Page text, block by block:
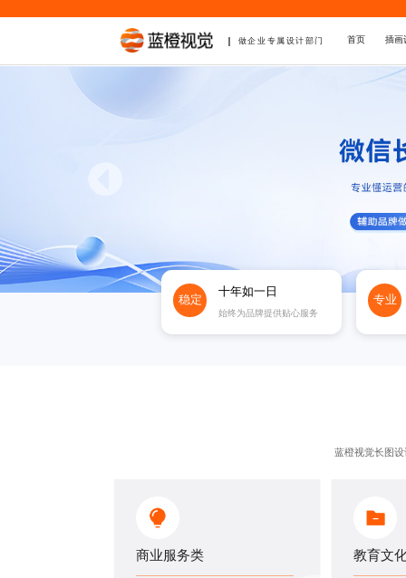
做企业专属设计部门 首页 插画
稳定
十年如一日
始终为品牌提供贴心服务
专业
蓝橙视觉长图
商业服务类 教育文